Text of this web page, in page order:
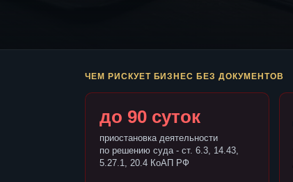
ЧЕМ РИСКУЕТ БИЗНЕС БЕЗ ДОКУМЕНТОВ
до 90 суток
приостановка деятельности
по решению суда - ст. 6.3, 14.43,
5.27.1, 20.4 КоАП РФ